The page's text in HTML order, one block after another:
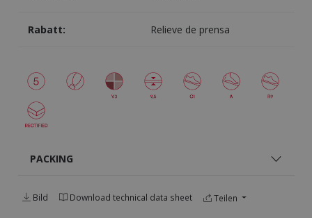
Rabatt: Relieve de prensa
PACKING
Bild Download technical data sheet Teilen